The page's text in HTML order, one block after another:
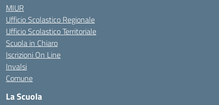
MIUR
Ufficio Scolastico Regionale
Ufficio Scolastico Territoriale
Scuola in Chiaro
Iscrizioni On Line
Invalsi
Comune
La Scuola